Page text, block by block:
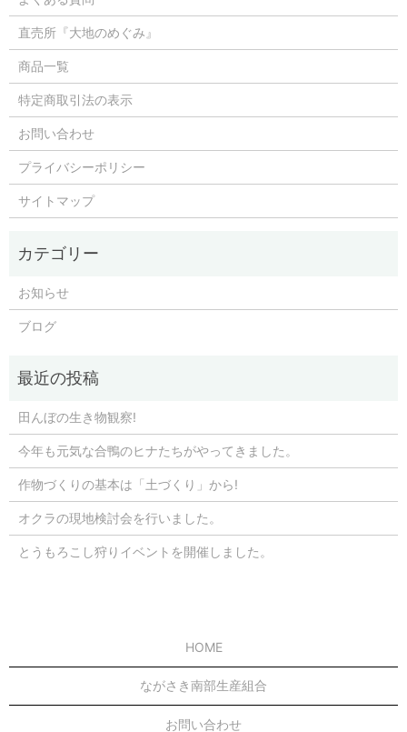
直売所『大地のめぐみ』
商品一覧
特定商取引法の表示
お問い合わせ
プライバシーポリシー
サイトマップ
お知らせ
ブログ
田んぼの生き物観察!
今年も元気な合鴨のヒナたちがやってきました。
作物づくりの基本は「土づくり」から!
オクラの現地検討会を行いました。
とうもろこし狩りイベントを開催しました。
HOME
ながさき南部生産組合
お問い合わせ